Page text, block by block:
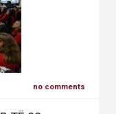
no comments